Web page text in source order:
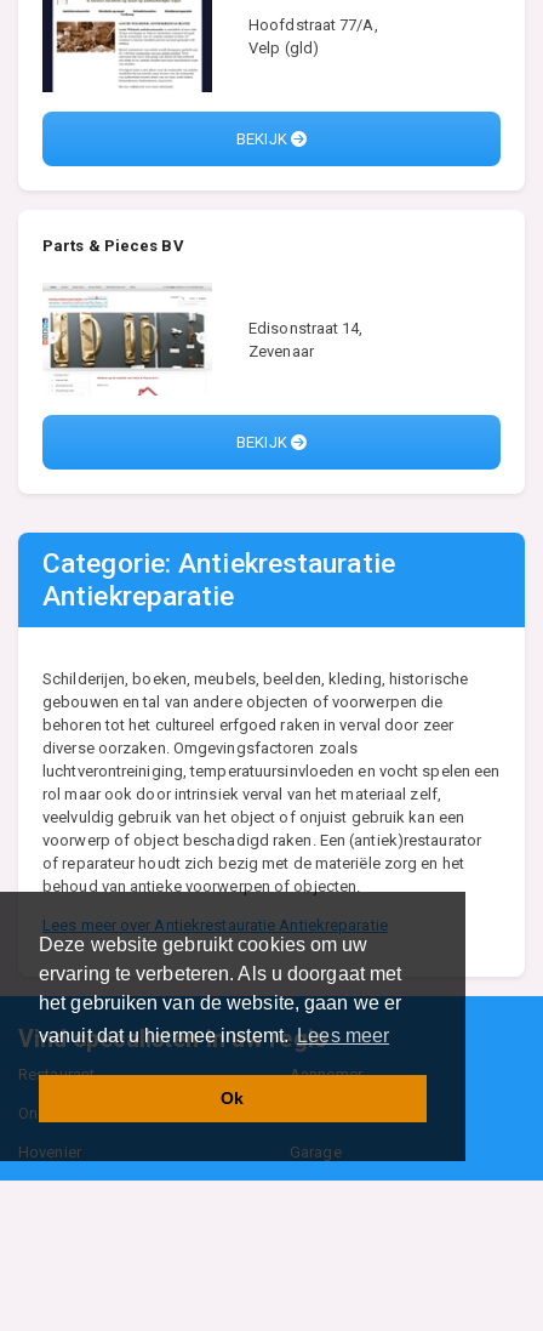
Deze website gebruikt cookies om uw
ervaring te verbeteren. Als u doorgaat met
het gebruiken van de website, gaan we er
vanuit dat u hiermee instemt. Lees meer
Ok
Hoofdstraat 77/A,
Velp (gld)
BEKIJK
Parts & Pieces BV
Edisonstraat 14,
Zevenaar
BEKIJK
Categorie: Antiekrestauratie
Antiekreparatie
Schilderijen, boeken, meubels, beelden, kleding, historische
gebouwen en tal van andere objecten of voorwerpen die
behoren tot het cultureel erfgoed raken in verval door zeer
diverse oorzaken. Omgevingsfactoren zoals
luchtverontreiniging, temperatuursinvloeden en vocht spelen een
rol maar ook door intrinsiek verval van het materiaal zelf,
veelvuldig gebruik van het object of onjuist gebruik kan een
voorwerp of object beschadigd raken. Een (antiek)restaurator
of reparateur houdt zich bezig met de materiële zorg en het
behoud van antieke voorwerpen of objecten.
Lees meer over Antiekrestauratie Antiekreparatie
Vind specalisten in uw regio
Restaurant Aannemer
Onderwijs en Opleidingen
Hovenier Garage